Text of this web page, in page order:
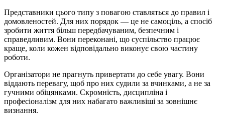
Представники цього типу з повагою ставляться до правил і
домовленостей. Для них порядок — це не самоціль, а спосіб
зробити життя більш передбачуваним, безпечним і
справедливим. Вони переконані, що суспільство працює
краще, коли кожен відповідально виконує свою частину
роботи.
Організатори не прагнуть привертати до себе увагу. Вони
віддають перевагу, щоб про них судили за вчинками, а не за
гучними обіцянками. Скромність, дисципліна і
професіоналізм для них набагато важливіші за зовнішнє
визнання.